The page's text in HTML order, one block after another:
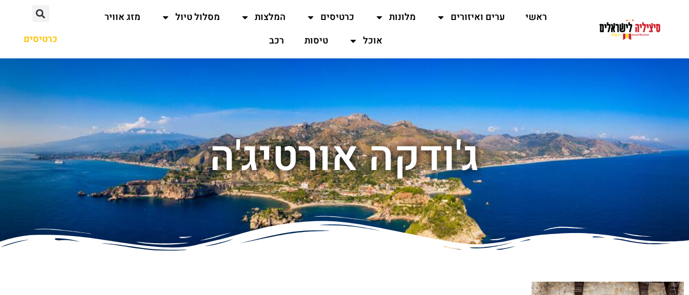
ראשי ערים ואיזורים מלונות כרטיסים המלצות מסלול טיול
מזג אוויר
אוכל
טיסות רכב כרטיסים
ג'ודקה אורטיג'ה